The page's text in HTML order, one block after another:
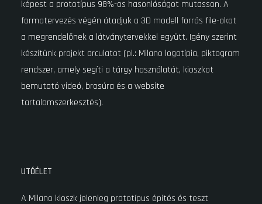
képest a prototípus 98%-os hasonlóságot mutasson. A
formatervezés végén átadjuk a 3D modell forrás file-okat
a megrendelőnek a látványtervekkel együtt. Igény szerint
készítünk projekt arculatot (pl.: Milano logotípia, piktogram
rendszer, amely segíti a tárgy használatát, kioszkot
bemutató videó, brosúra és a website
tartalomszerkesztés).
UTÓÉLET
A Milano kioszk jelenleg prototípus építés és teszt